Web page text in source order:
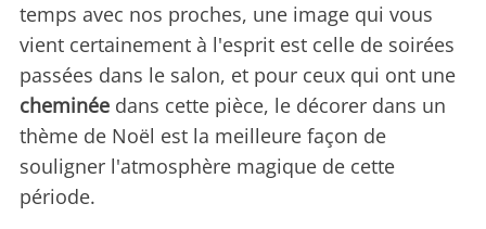
temps avec nos proches, une image qui vous
vient certainement à l'esprit est celle de soirées
passées dans le salon, et pour ceux qui ont une
cheminée dans cette pièce, le décorer dans un
thème de Noël est la meilleure façon de
souligner l'atmosphère magique de cette
période.